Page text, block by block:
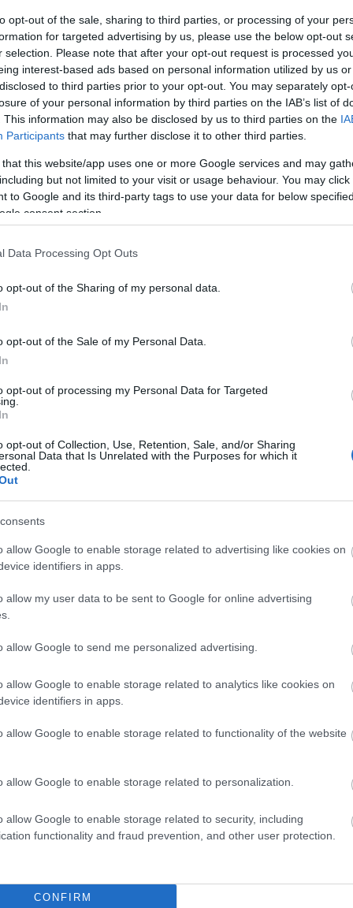
opt-out of the sale, sharing to third parties, or processing of your
for targeted advertising by us, please use the below opt-out
selection. Please note that after your opt-out request is processed
interest-based ads based on personal information utilized by us
to third parties prior to your opt-out. You may separately
of your personal information by third parties on the IAB’s list of
This information may also be disclosed by us to third parties on the
Participants that may further disclose it to other third parties.
that this website/app uses one or more Google services and may
but not limited to your visit or usage behaviour. You may
to Google and its third-party tags to use your data for below
consent section.
Data Processing Opt Outs
opt-out of the Sharing of my personal data.
opt-out of the Sale of my Personal Data.
opt-out of processing my Personal Data for Targeted
opt-out of Collection, Use, Retention, Sale, and/or Sharing
Data that Is Unrelated with the Purposes for which it
allow Google to enable storage related to advertising like cookies on
identifiers in apps.
allow my user data to be sent to Google for online advertising
allow Google to send me personalized advertising.
allow Google to enable storage related to analytics like cookies on
identifiers in apps.
allow Google to enable storage related to functionality of the website
allow Google to enable storage related to personalization.
allow Google to enable storage related to security, including
functionality and fraud prevention, and other user protection.
CONFIRM
Durván ecetes és illós, a borhibák tanóra
de nem segít. A zár miatt tudható, hogy
volt (acetobacter), azaz ismét egy rosszul
az egyik tulajdonos szakmai kötődését
meglepő. Kisebbfajta palotaforradalmat robbant
technokolos illó, kóstolva borecet, némi
fedi, ami erjedési hibára utal. Testesen krémes,
aromatikával. Alig van karaktere, közel teljesen
kritika. Már le sem írom, mi a bajom az árral.
körte, és valami nem túl vonzó kis földesség,
kis méz, hordófűszerek, pici fa, só. A sav
2011
Édeskés, bizonytalan, dohos hordós
helyette híg, émelyítő cukrosság (5,1g/l) a vége. Ki
illat, ízben édes citrusok, kis fűszer, kis só és
savérzet miatt laposnak hat.
3.700Ft
túl összetett illat. Nagy test, komoly beltartalom,
épülő szikár aromatika. Hordója a kelleténél
van (korábbi kóstolási élményekkel összevetve).
összességében rusztikus, darabos a korty, elég
Mégis, tisztasága és borszerűsége láttán
húsú gyümölcsök, cukorka, kis fűszer és
őszibarack, fűszerek, kis fűszer, só és némi
3.800Ft
érlelt, oxidáció jegyeivel kecsegtető
héjas és cseres aromák fanfárjával,
szőlőfajtából. 4p
érettebb karakter, barackos, mézes, érett
ízében hasonló jegyek, sárgabarackkal,
szüretes beütés, a korty végén fűtő, magas
(
(
(